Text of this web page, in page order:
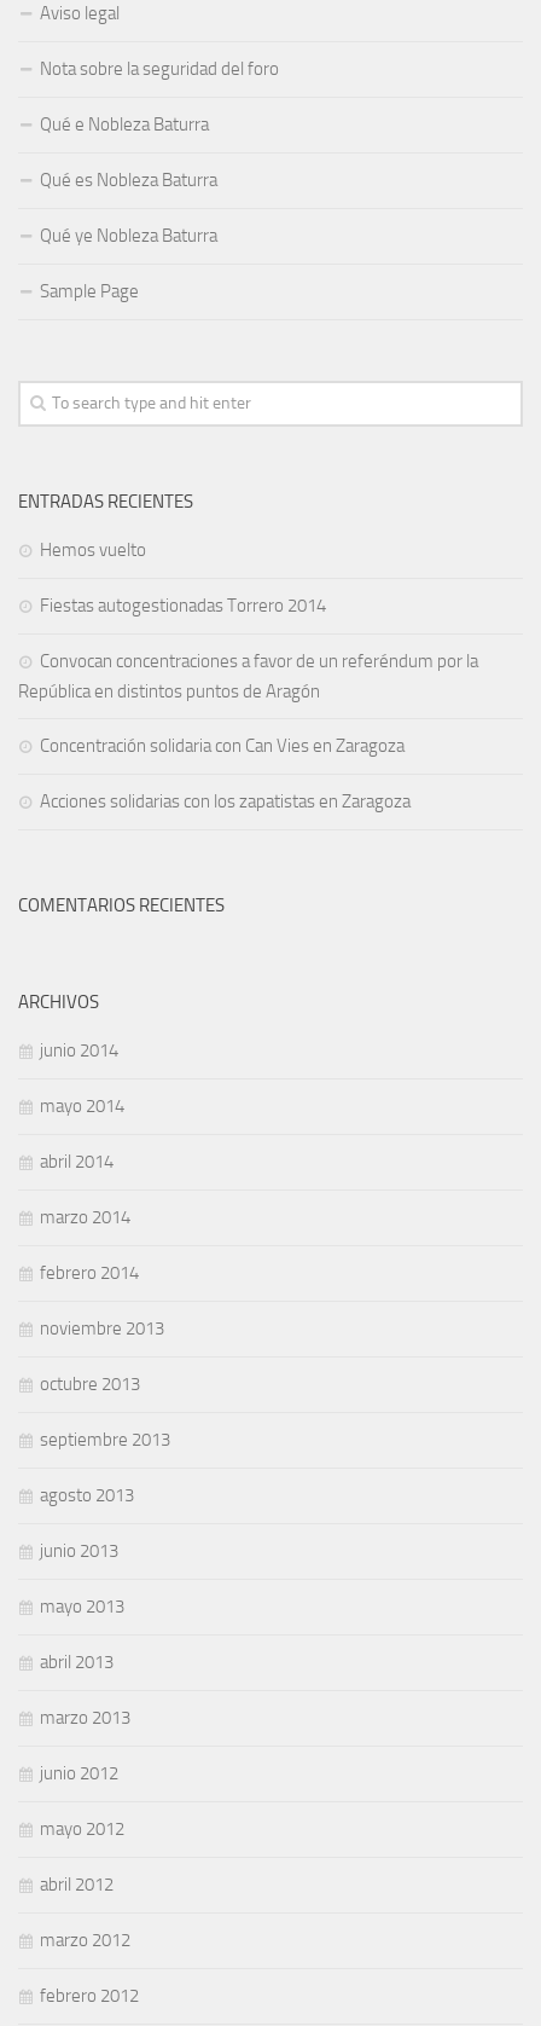
Aviso legal
Nota sobre la seguridad del foro
Qué e Nobleza Baturra
Qué es Nobleza Baturra
Qué ye Nobleza Baturra
Sample Page
ENTRADAS RECIENTES
Hemos vuelto
Fiestas autogestionadas Torrero 2014
Convocan concentraciones a favor de un referéndum por la
República en distintos puntos de Aragón
Concentración solidaria con Can Vies en Zaragoza
Acciones solidarias con los zapatistas en Zaragoza
COMENTARIOS RECIENTES
ARCHIVOS
junio 2014
mayo 2014
abril 2014
marzo 2014
febrero 2014
noviembre 2013
octubre 2013
septiembre 2013
agosto 2013
junio 2013
mayo 2013
abril 2013
marzo 2013
junio 2012
mayo 2012
abril 2012
marzo 2012
febrero 2012